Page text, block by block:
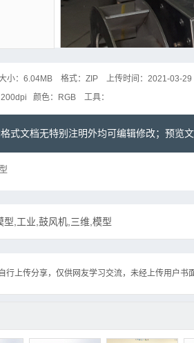
小： 6.04MB 格式： ZIP 上传时间： 2021-03-29
200dpi 颜色： RGB 工具：
式文档无特别注明外均可编辑修改；预览
型,工业,鼓风机,三维,模型
行上传分享，仅供网友学习交流，未经上传用户书